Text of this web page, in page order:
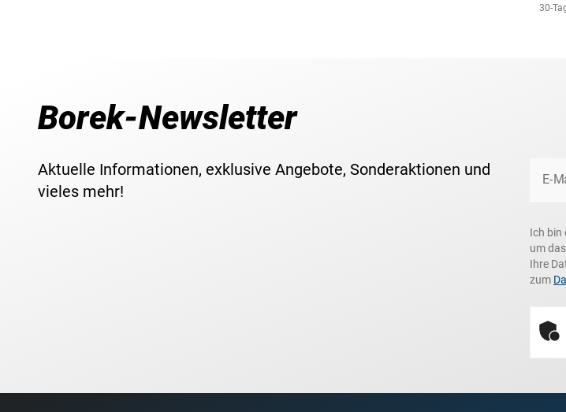
30-
Borek-Newsletter
Aktuelle Informationen, exklusive Angebote, Sonderaktionen und
vieles mehr!
E-
Ich bin
um
Ihre
zum